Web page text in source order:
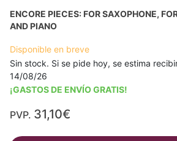
ENCORE PIECES: FOR SAXOPHONE,
AND PIANO
Disponible en breve
Sin stock. Si se pide hoy, se estima
14/08/26
¡GASTOS DE ENVÍO GRATIS!
PVP. 31,10€